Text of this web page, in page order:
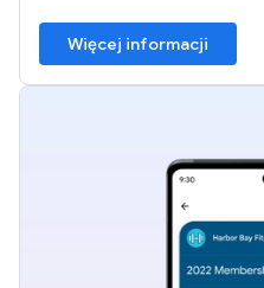
Więcej informacji